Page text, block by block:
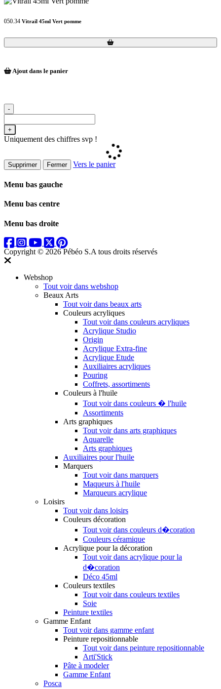
050.34 Vitrail 45ml Vert pomme
Loading...
Loading...
Ajout dans le panier
-
+
Uniquement des chiffres svp !
Supprimer Fermer Vers le panier
Menu bas gauche
Menu bas centre
Menu bas droite
Copyright © 2026 Pébéo S.A tous droits réservés
Webshop
Tout voir dans webshop
Beaux Arts
Tout voir dans beaux arts
Couleurs acryliques
Tout voir dans couleurs acryliques
Acrylique Studio
Origin
Acrylique Extra-fine
Acrylique Etude
Auxiliaires acryliques
Pouring
Coffrets, assortiments
Couleurs à l'huile
Tout voir dans couleurs � l'huile
Assortiments
Arts graphiques
Tout voir dans arts graphiques
Aquarelle
Arts graphiques
Auxiliaires pour l'huile
Marquers
Tout voir dans marquers
Maqueurs à l'huile
Marqueurs acrylique
Loisirs
Tout voir dans loisirs
Couleurs décoration
Tout voir dans couleurs d�coration
Couleurs céramique
Acrylique pour la décoration
Tout voir dans acrylique pour la
d�coration
Déco 45ml
Couleurs textiles
Tout voir dans couleurs textiles
Soie
Peinture textiles
Gamme Enfant
Tout voir dans gamme enfant
Peinture repositionnable
Tout voir dans peinture repositionnable
Arti'Stick
Pâte à modeler
Gamme Enfant
Posca